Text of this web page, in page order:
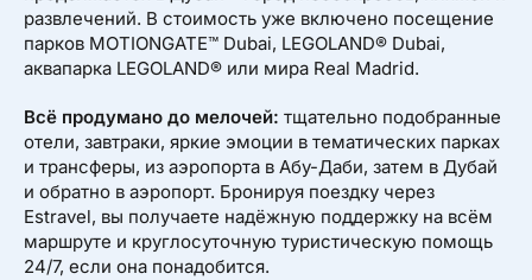
развлечений. В стоимость уже включено посещение
парков MOTIONGATE™ Dubai, LEGOLAND® Dubai,
аквапарка LEGOLAND® или мира Real Madrid.
Всё продумано до мелочей: тщательно подобранные
отели, завтраки, яркие эмоции в тематических парках
и трансферы, из аэропорта в Абу-Даби, затем в Дубай
и обратно в аэропорт. Бронируя поездку через
Estravel, вы получаете надёжную поддержку на всём
маршруте и круглосуточную туристическую помощь
24/7, если она понадобится.